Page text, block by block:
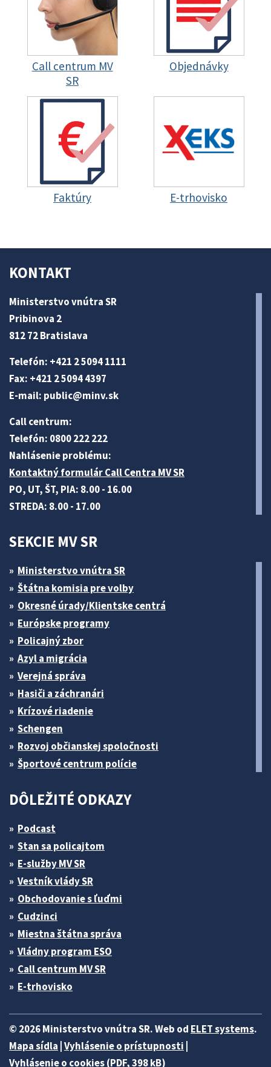
Call centrum MV
SR
Objednávky
Faktúry E-trhovisko
KONTAKT
Ministerstvo vnútra SR
Pribinova 2
812 72 Bratislava
Telefón: +421 2 5094 1111
Fax: +421 2 5094 4397
E-mail: public@minv.sk
Call centrum:
Telefón: 0800 222 222
Nahlásenie problému:
Kontaktný formulár Call Centra MV SR
PO, UT, ŠT, PIA: 8.00 - 16.00
STREDA: 8.00 - 17.00
SEKCIE MV SR
Ministerstvo vnútra SR
Štátna komisia pre volby
Okresné úrady/Klientske centrá
Európske programy
Policajný zbor
Azyl a migrácia
Verejná správa
Hasiči a záchranári
Krízové riadenie
Schengen
Rozvoj občianskej spoločnosti
Športové centrum polície
DÔLEŽITÉ ODKAZY
Podcast
Stan sa policajtom
E-služby MV SR
Vestník vlády SR
Obchodovanie s ľuďmi
Cudzinci
Miestna štátna správa
Vládny program ESO
Call centrum MV SR
E-trhovisko
© 2026 Ministerstvo vnútra SR. Web od ELET systems.
Mapa sídla Vyhlásenie o prístupnosti
Vyhlásenie o cookies (PDF, 398 kB)